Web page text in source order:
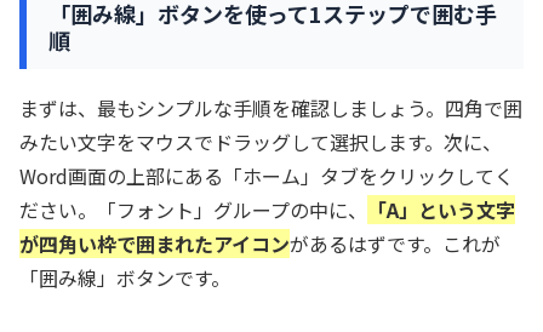
「囲み線」ボタンを使って1ステップで囲む手
順
まずは、最もシンプルな手順を確認しましょう。四角で囲
みたい文字をマウスでドラッグして選択します。次に、
Word画面の上部にある「ホーム」タブをクリックしてく
ださい。「フォント」グループの中に、
「A」という文字
が四角い枠で囲まれたアイコンがあるはずです。これが
「囲み線」ボタンです。